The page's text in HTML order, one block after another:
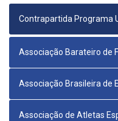
Contrapartida Programa
Associação Barateiro de
Associação Brasileira de
Associação de Atletas